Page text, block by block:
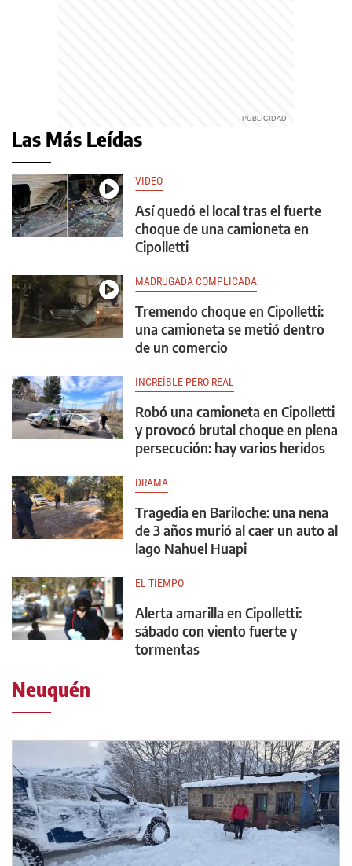
Las Más Leídas
VIDEO
Así quedó el local tras el fuerte
choque de una camioneta en
Cipolletti
MADRUGADA COMPLICADA
Tremendo choque en Cipolletti:
una camioneta se metió dentro
de un comercio
INCREÍBLE PERO REAL
Robó una camioneta en Cipolletti
y provocó brutal choque en plena
persecución: hay varios heridos
DRAMA
Tragedia en Bariloche: una nena
de 3 años murió al caer un auto al
lago Nahuel Huapi
EL TIEMPO
Alerta amarilla en Cipolletti:
sábado con viento fuerte y
tormentas
Neuquén